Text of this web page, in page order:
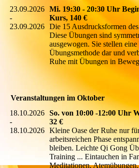
23.09.2026
-
23.09.2026
Mi. 19:30 - 20:30 Uhr
Kurs, 140 €
Die 15 Ausdrucksformen
Diese Übungen sind
ausgewogen. Sie stellen
Übungsmethode dar und
Ruhe mit Übungen in
Veranstaltungen im Oktober
18.10.2026
-
18.10.2026
So. von 10:00 -12:00 Uhr
32 €
Kleine Oase der Ruhe nur
arbeitsreichen Phase
bleiben. Leichte Qi Gong
Training ... Eintauchen in
Meditationen,